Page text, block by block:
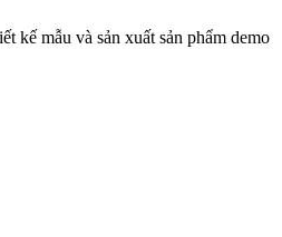
kế mẫu và sản xuất sản phẩm demo